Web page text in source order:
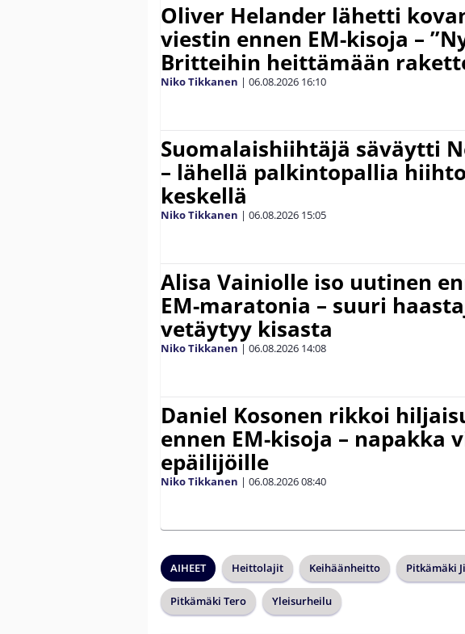
Oliver Helander lähetti
viestin ennen EM-kisoja –
Britteihin heittämään
Niko Tikkanen | 06.08.2026 16:10
Suomalaishiihtäjä säväytti
– lähellä palkintopallia
keskellä
Niko Tikkanen | 06.08.2026 15:05
Alisa Vainiolle iso uutinen
EM-maratonia – suuri
vetäytyy kisasta
Niko Tikkanen | 06.08.2026 14:08
Daniel Kosonen rikkoi
ennen EM-kisoja – napakka
epäilijöille
Niko Tikkanen | 06.08.202608:40
AIHEET Heittolajit Keihäänheitto Pitkämäki
Pitkämäki Tero Yleisurheilu